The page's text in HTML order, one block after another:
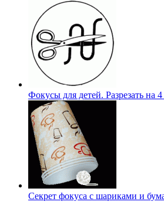
Фокусы для детей. Разрезать на 4
Секрет фокуса с шариками и